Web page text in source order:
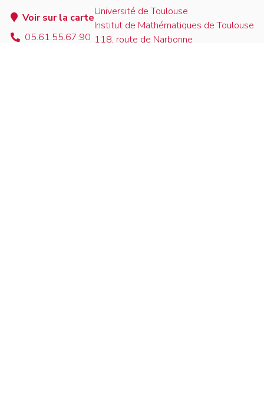
Voir sur la carte
05.61.55.67.90
Université de Toulouse
Institut de Mathématiques de Toulouse
118, route de Narbonne